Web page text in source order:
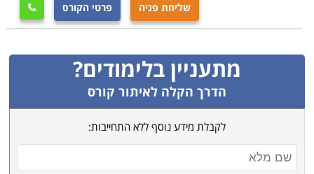
שליחת פניה פרטי הקורס 
מתעניין בלימודים?
הדרך הקלה לאיתור קורס
לקבלת מידע נוסף ללא התחייבות: